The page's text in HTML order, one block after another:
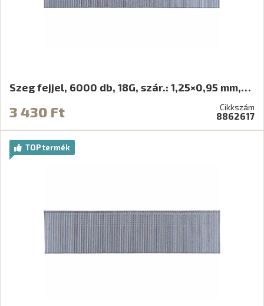
Szeg fejjel, 6000 db, 18G, szár.: 1,25×0,95 mm,…
3 430 Ft Cikkszám
8862617
TOP termék